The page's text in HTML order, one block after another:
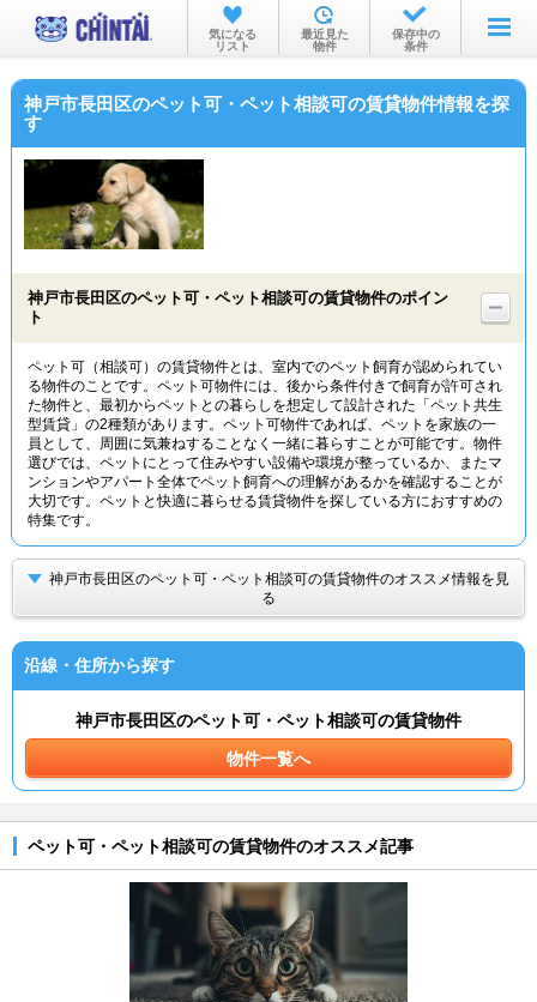
お部屋を探す
沿線・駅から
不動産会社から
気になる
リスト
最近見た
物件
保存中の
条件
神戸市長田区のペット可・ペット相談可の賃貸物件情報を探
す
神戸市長田区のペット可・ペット相談可の賃貸物件のポイン
ト
ペット可（相談可）の賃貸物件とは、室内でのペット飼育が認められてい
る物件のことです。ペット可物件には、後から条件付きで飼育が許可され
た物件と、最初からペットとの暮らしを想定して設計された「ペット共生
型賃貸」の2種類があります。ペット可物件であれば、ペットを家族の一
員として、周囲に気兼ねすることなく一緒に暮らすことが可能です。物件
選びでは、ペットにとって住みやすい設備や環境が整っているか、またマ
ンションやアパート全体でペット飼育への理解があるかを確認することが
大切です。ペットと快適に暮らせる賃貸物件を探している方におすすめの
特集です。
神戸市長田区のペット可・ペット相談可の賃貸物件のオススメ情報を見
る
沿線・住所から探す
神戸市長田区のペット可・ペット相談可の賃貸物件
物件一覧へ
ペット可・ペット相談可の賃貸物件のオススメ記事